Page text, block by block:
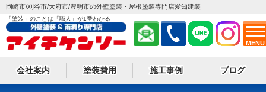
MENU
岡崎市/刈谷市/大府市/豊明市の外壁塗装・屋根塗装専門店愛知建装
「塗装」のことは「職人」が1番わかる
会社案内 塗装費用 施工事例 ブログ